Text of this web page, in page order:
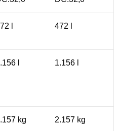
l 472 l
l 1.156 l
kg 2.157 kg